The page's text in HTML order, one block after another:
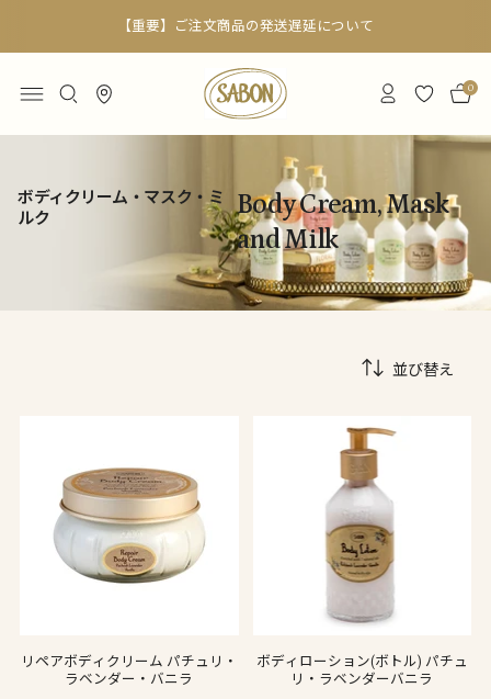
【重要】ご注文商品の発送遅延について
0
ボディクリーム・マスク・ミ
ルク
Body Cream, Mask
and Milk
並び替え
リペアボディクリーム パチュリ・
ラベンダー・バニラ
ボディローション(ボトル) パチュ
リ・ラベンダーバニラ